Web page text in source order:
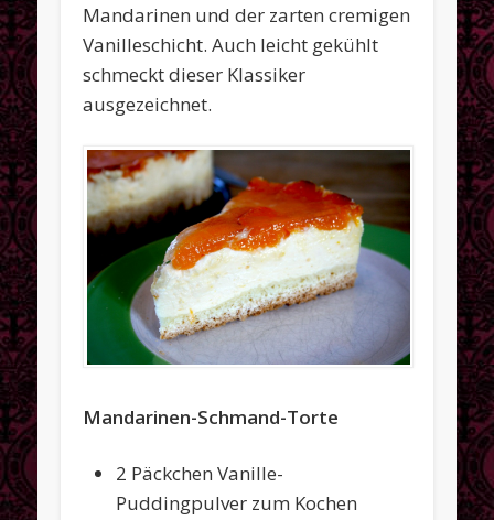
November 2012
Kategorien
Allgemein
Frühstück
Gehen immer
Kaffeetafel
Weihnachten
Mandarinen und der zarten cremigen
Vanilleschicht. Auch leicht gekühlt
schmeckt dieser Klassiker
ausgezeichnet.
Mandarinen-Schmand-Torte
2 Päckchen Vanille-
Puddingpulver zum Kochen